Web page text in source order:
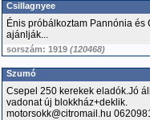
Csillagnyee
Énis próbálkoztam Pannónia
ajánlják...
sorszám: 1919 (120468)
Szumó
Csepel 250 kerekek eladók.Jó
vadonat új blokkház+deklik.
motorsokk@citromail.hu